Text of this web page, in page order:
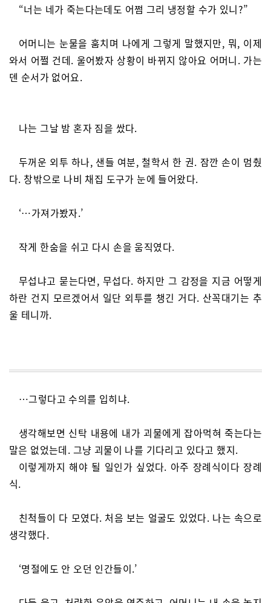
“너는 네가 죽는다는데도 어쩜 그리 냉정할 수가 있니?”
어머니는 눈물을 훔치며 나에게 그렇게 말했지만, 뭐, 이제
와서 어쩔 건데. 울어봤자 상황이 바뀌지 않아요 어머니. 가는
덴 순서가 없어요.
나는 그날 밤 혼자 짐을 쌌다.
두꺼운 외투 하나, 샌들 여분, 철학서 한 권. 잠깐 손이 멈췄
다. 창밖으로 나비 채집 도구가 눈에 들어왔다.
‘…가져가봤자.’
작게 한숨을 쉬고 다시 손을 움직였다.
무섭냐고 묻는다면, 무섭다. 하지만 그 감정을 지금 어떻게
하란 건지 모르겠어서 일단 외투를 챙긴 거다. 산꼭대기는 추
울 테니까.
…그렇다고 수의를 입히냐.
생각해보면 신탁 내용에 내가 괴물에게 잡아먹혀 죽는다는
말은 없었는데. 그냥 괴물이 나를 기다리고 있다고 했지.
이렇게까지 해야 될 일인가 싶었다. 아주 장례식이다 장례
식.
친척들이 다 모였다. 처음 보는 얼굴도 있었다. 나는 속으로
생각했다.
‘명절에도 안 오던 인간들이.’